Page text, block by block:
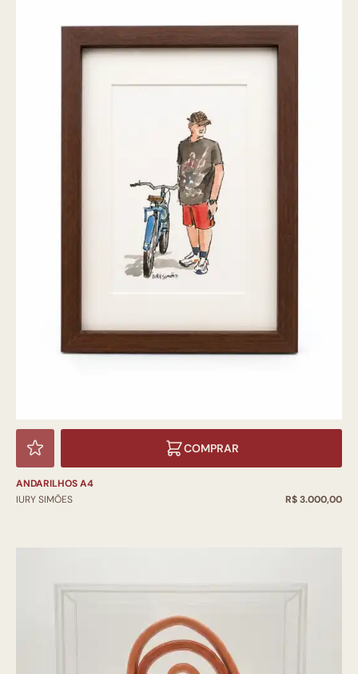
COMPRAR
ANDARILHOS A4
IURY SIMÕES
R$ 3.000,00